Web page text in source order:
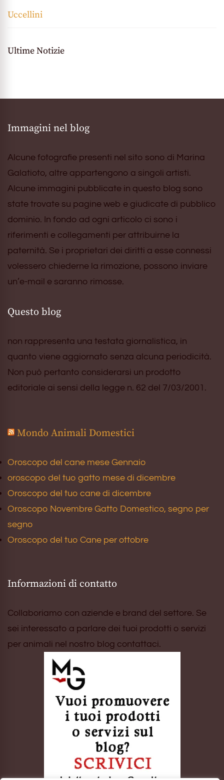
Uccellini
Ultime Notizie
Immagini nel blog
Alcune fotografie presenti nel sito sono di Marina
Galatioto, altre appartengono a singoli artisti.
Alcune immagini pubblicate in questo blog sono
state trovate su pagine web e giudicate di pubblico
dominio. In fondo ad ogni articolo ci sono i
riferimenti e collegamenti per attribuirne la
paternità. Se i proprietari dei diritti a esse connessi
volessero chiederne la rimozione, possono inviare
un’e-mail e saranno rimosse.
Questo blog
non rappresenta una testata giornalistica, in
quanto viene aggiornato senza alcuna periodicità.
Non può pertanto considerarsi un prodotto
editoriale ai sensi della legge n. 62 del 7/03/2001.
Mondo Animali Domestici
Oroscopo del cane mese Gennaio
oroscopo del tuo gatto mese di dicembre
Oroscopo del tuo cane di dicembre
Oroscopo Novembre Gatto Domestico, segno per
segno
Oroscopo del tuo Cane per ottobre
Informazioni di contatto
Collaboriamo con aziende e brand del settore. Se
sei interessato a parlare dei tuoi prodotti o servizi
per animali nel nostro blog contattaci.